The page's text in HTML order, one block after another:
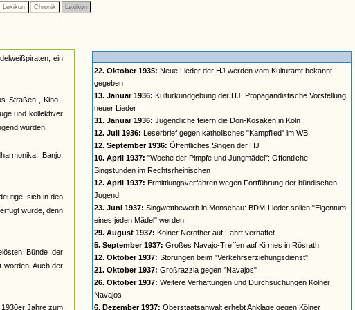
Lexikon Chronik Lexikon
ein
Straßen-, Kino-,
und kollektiver
wurden.
Banjo,
sich in den
wurde, denn
Bünde der
worden. Auch der
Jahre zum
22. Oktober 1935: Neue Lieder der HJ werden vom Kulturamt bekannt
gegeben
13. Januar 1936: Kulturkundgebung der HJ: Propagandistische Vorstellung
neuer Lieder
31. Januar 1936: Jugendliche feiern die Don-Kosaken in Köln
12. Juli 1936: Leserbrief gegen katholisches "Kampflied" im WB
12. September 1936: Öffentliches Singen der HJ
10. April 1937: "Woche der Pimpfe und Jungmädel": Öffentliche
Singstunden im Rechtsrheinischen
12. April 1937: Ermittlungsverfahren wegen Fortführung der bündischen
Jugend
23. Juni 1937: Singwettbewerb in Monschau: BDM-Lieder sollen "Eigentum
eines jeden Mädel" werden
29. August 1937: Kölner Nerother auf Fahrt verhaftet
5. September 1937: Großes Navajo-Treffen auf Kirmes in Rösrath
12. Oktober 1937: Störungen beim "Verkehrserziehungsdienst"
21. Oktober 1937: Großrazzia gegen "Navajos"
26. Oktober 1937: Weitere Verhaftungen und Durchsuchungen Kölner
Navajos
6. Dezember 1937: Oberstaatsanwalt erhebt Anklage gegen Kölner